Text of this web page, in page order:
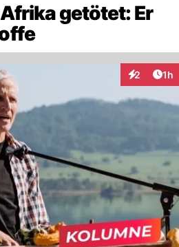
getötet: Er
2 1h